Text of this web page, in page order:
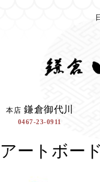
本店 鎌倉御代川
0467-23-0911
アートボー